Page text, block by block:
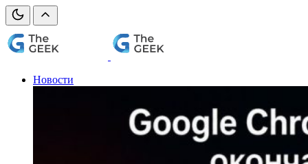
Новости